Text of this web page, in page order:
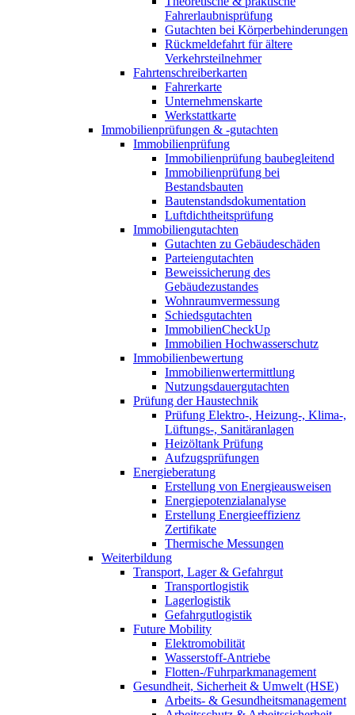
Fahrerlaubnisprüfung
Gutachten bei Körperbehinderungen
Rückmeldefahrt für ältere
Verkehrsteilnehmer
Fahrtenschreiberkarten
Fahrerkarte
Unternehmenskarte
Werkstattkarte
Immobilienprüfungen & -gutachten
Immobilienprüfung
Immobilienprüfung baubegleitend
Immobilienprüfung bei
Bestandsbauten
Bautenstandsdokumentation
Luftdichtheitsprüfung
Immobiliengutachten
Gutachten zu Gebäudeschäden
Parteiengutachten
Beweissicherung des
Gebäudezustandes
Wohnraumvermessung
Schiedsgutachten
ImmobilienCheckUp
Immobilien Hochwasserschutz
Immobilienbewertung
Immobilienwertermittlung
Nutzungsdauergutachten
Prüfung der Haustechnik
Prüfung Elektro-, Heizung-, Klima-,
Lüftungs-, Sanitäranlagen
Heizöltank Prüfung
Aufzugsprüfungen
Energieberatung
Erstellung von Energieausweisen
Energiepotenzialanalyse
Erstellung Energieeffizienz
Zertifikate
Thermische Messungen
Weiterbildung
Transport, Lager & Gefahrgut
Transportlogistik
Lagerlogistik
Gefahrgutlogistik
Future Mobility
Elektromobilität
Wasserstoff-Antriebe
Flotten-/Fuhrparkmanagement
Gesundheit, Sicherheit & Umwelt (HSE)
Arbeits- & Gesundheitsmanagement